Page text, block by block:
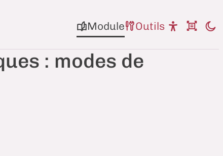
Module
Outils
: modes de